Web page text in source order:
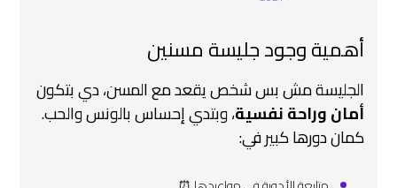
أهمية وجود جليسة مسنين
الجليسة مش بس شخص يقعد مع المسن، دي بتكون
أمان وراحة نفسية، وبتدي إحساس بالونس والحب.
كمان دورها كبير في: